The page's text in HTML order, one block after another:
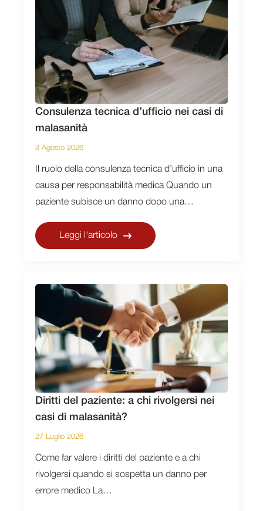
Consulenza tecnica d’ufficio nei casi di
malasanità
3 Agosto 2026
Il ruolo della consulenza tecnica d’ufficio in una
causa per responsabilità medica Quando un
paziente subisce un danno dopo una…
Leggi l'articolo
Diritti del paziente: a chi rivolgersi nei
casi di malasanità?
27 Luglio 2026
Come far valere i diritti del paziente e a chi
rivolgersi quando si sospetta un danno per
errore medico La…